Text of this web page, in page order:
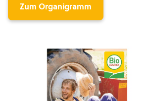
Zum Organigramm